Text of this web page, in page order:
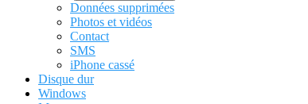
Données supprimées
Photos et vidéos
Contact
SMS
iPhone cassé
Disque dur
Windows